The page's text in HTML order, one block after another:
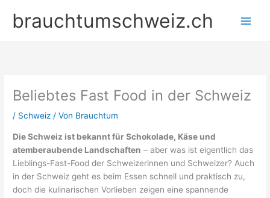
Inhaltbrauchtumschweiz.ch
Beliebtes Fast Food in der Schweiz
/ Schweiz / Von Brauchtum
Die Schweiz ist bekannt für Schokolade, Käse und
atemberaubende Landschaften – aber was ist eigentlich das
Lieblings-Fast-Food der Schweizerinnen und Schweizer? Auch
in der Schweiz geht es beim Essen schnell und praktisch zu,
doch die kulinarischen Vorlieben zeigen eine spannende